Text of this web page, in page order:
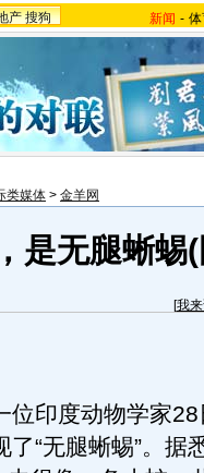
产 搜狗 新闻 -
类媒体 > 金羊网
是无腿蜥蜴
[我
度动物学家28
“无腿蜥蜴”。据